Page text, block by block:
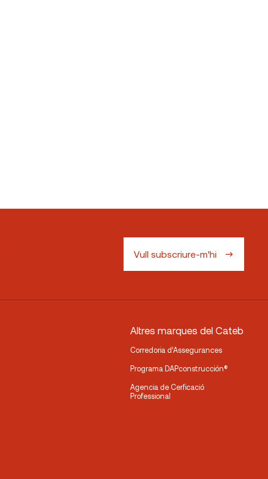
Vull subscriure-m'hi
Altres marques del Cateb
Corredoria d’Assegurances
Programa DAPconstrucción®
Agencia de Cerficació
Professional